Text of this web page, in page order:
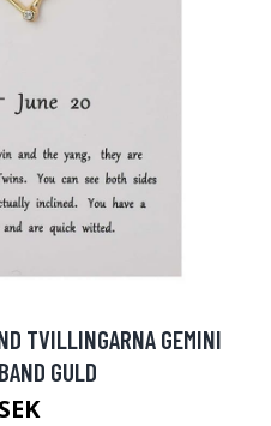
TVILLINGARNA GEMINI
GULD